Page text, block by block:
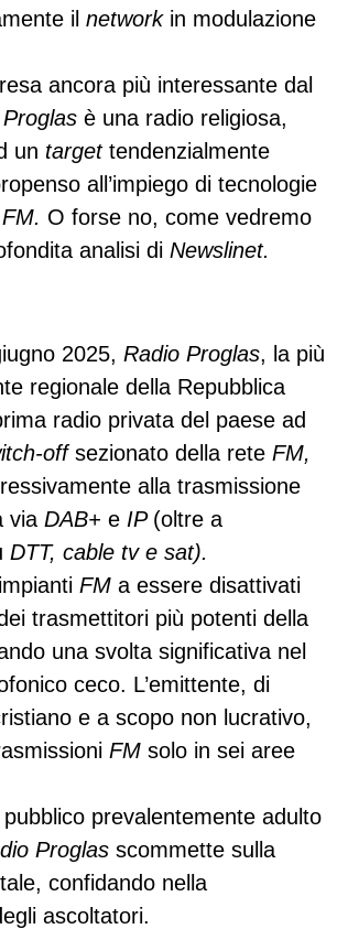
il networkin modulazione
ancora più interessante dal
è una radio religiosa,
un targettendenzialmente
all’impiego di tecnologie
FM. O forse no, come vedremo
analisi di Newslinet.
2025, Radio Proglas, la più
regionale della Repubblica
radio privata del paese ad
offsezionato della rete FM,
alla trasmissione
via DAB+ e IP (oltre a
DTT, cable tv e sat).
FM a essere disattivati
trasmettitori più potenti della
una svolta significativa nel
ceco. L’emittente, di
e a scopo non lucrativo,
FM solo in sei aree
prevalentemente adulto
Proglas scommette sulla
confidando nella
ascoltatori.